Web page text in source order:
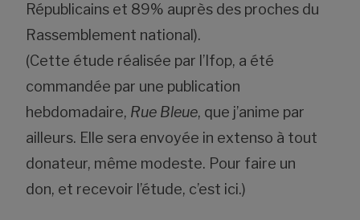
Républicains et 89% auprès des proches du
Rassemblement national).
(Cette étude réalisée par l’Ifop, a été
commandée par une publication
hebdomadaire, Rue Bleue, que j’anime par
ailleurs. Elle sera envoyée in extenso à tout
donateur, même modeste. Pour faire un
don, et recevoir l’étude, c’est ici.)